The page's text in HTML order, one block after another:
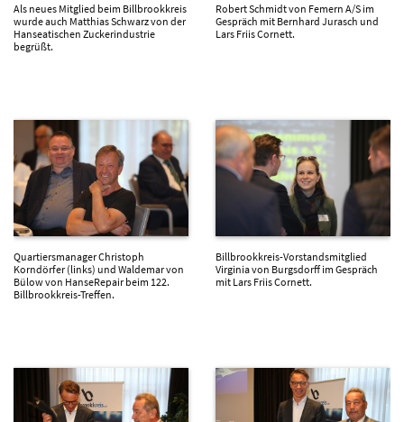
Als neues Mitglied beim Billbrookkreis
wurde auch Matthias Schwarz von der
Hanseatischen Zuckerindustrie
begrüßt.
Robert Schmidt von Femern A/S im
Gespräch mit Bernhard Jurasch und
Lars Friis Cornett.
Quartiersmanager Christoph
Korndörfer (links) und Waldemar von
Bülow von HanseRepair beim 122.
Billbrookkreis-Treffen.
Billbrookkreis-Vorstandsmitglied
Virginia von Burgsdorff im Gespräch
mit Lars Friis Cornett.